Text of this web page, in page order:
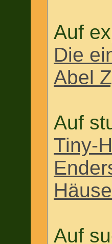
Auf
Die
Abel
Auf
Tiny-
Auf